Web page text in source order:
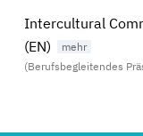
Intercultural
(EN)
(Berufsbegleitendes